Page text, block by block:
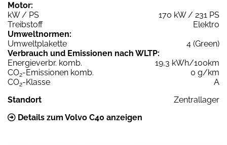
Motor:
kW / PS
170 kW / 231 PS
Treibstoff
Elektro
Umweltnormen:
Umweltplakette
4 (Green)
Verbrauch und Emissionen nach WLTP:
Energieverbr. komb.
19,3 kWh/100km
CO2-Emissionen komb.
0 g/km
CO2-Klasse
A
Standort
Zentrallager
Details zum Volvo C40 anzeigen